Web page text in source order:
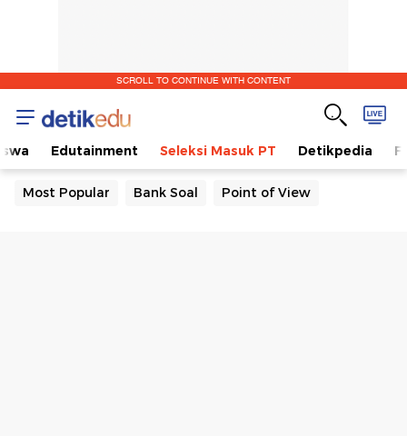
SCROLL TO CONTINUE WITH CONTENT
Edutainment Seleksi Masuk PT Detikpedia
Most Popular Bank Soal Point of View